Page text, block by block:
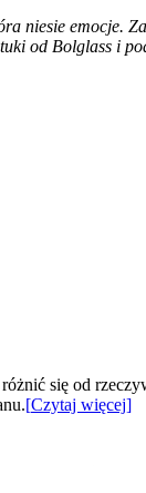
niesie emocje.
od Bolglass i
się od
[Czytaj więcej]